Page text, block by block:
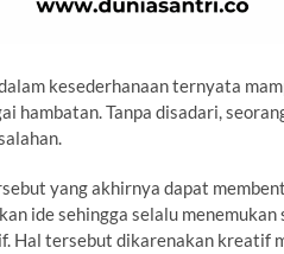
kesederhanaan ternyata
hambatan. Tanpa disadari,
yang akhirnya dapat
ide sehingga selalu
Hal tersebut dikarenakan kreatif